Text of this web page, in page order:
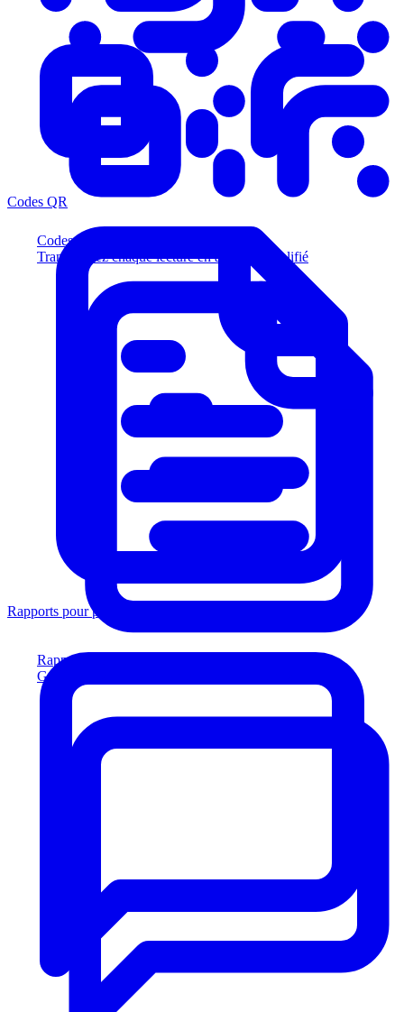
Codes QR
Transformez chaque lecture en acheteur qualifié
Rapports pour prêteurs
Générez des rapports conformes aux prêteurs
Codes QR
Rapports pour prêteurs